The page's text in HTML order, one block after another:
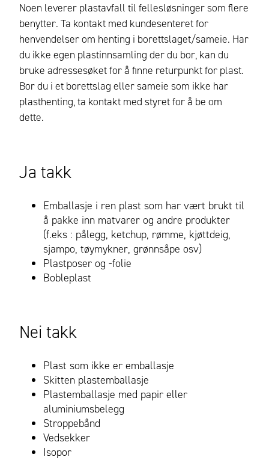
Noen leverer plastavfall til fellesløsninger som flere
benytter. Ta kontakt med kundesenteret for
henvendelser om henting i borettslaget/sameie. Har
du ikke egen plastinnsamling der du bor, kan du
bruke adressesøket for å finne returpunkt for plast.
Bor du i et borettslag eller sameie som ikke har
plasthenting, ta kontakt med styret for å be om
dette.
Ja takk
Emballasje i ren plast som har vært brukt til
å pakke inn matvarer og andre produkter
(f.eks : pålegg, ketchup, rømme, kjøttdeig,
sjampo, tøymykner, grønnsåpe osv)
Plastposer og -folie
Bobleplast
Nei takk
Plast som ikke er emballasje
Skitten plastemballasje
Plastemballasje med papir eller
aluminiumsbelegg
Stroppebånd
Vedsekker
Isopor